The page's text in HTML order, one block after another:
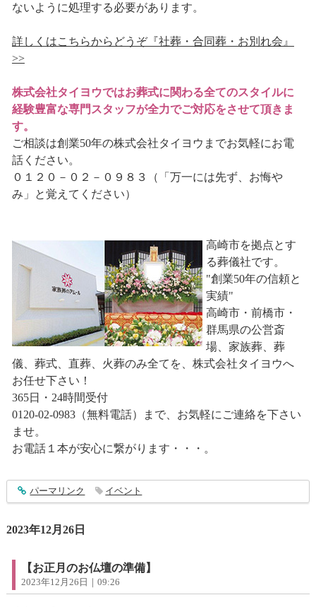
ないように処理する必要があります。
詳しくはこちらからどうぞ『社葬・合同葬・お別れ会』
>>
株式会社タイヨウではお葬式に関わる全てのスタイルに
経験豊富な専門スタッフが全力でご対応をさせて頂きま
す。
ご相談は創業50年の株式会社タイヨウまでお気軽にお電
話ください。
０１２０－０２－０９８３（「万一には先ず、お悔や
み」と覚えてください）
高崎市を拠点とす
る葬儀社です。
"創業50年の信頼と
実績"
高崎市・前橋市・
群馬県の公営斎
場、家族葬、葬
儀、葬式、直葬、火葬のみ全てを、株式会社タイヨウへ
お任せ下さい！
365日・24時間受付
0120-02-0983（無料電話）まで、お気軽にご連絡を下さい
ませ。
お電話１本が安心に繋がります・・・。
entry4191
パーマリンク イベント
2023年12月26日
【お正月のお仏壇の準備】
2023年12月26日｜09:26